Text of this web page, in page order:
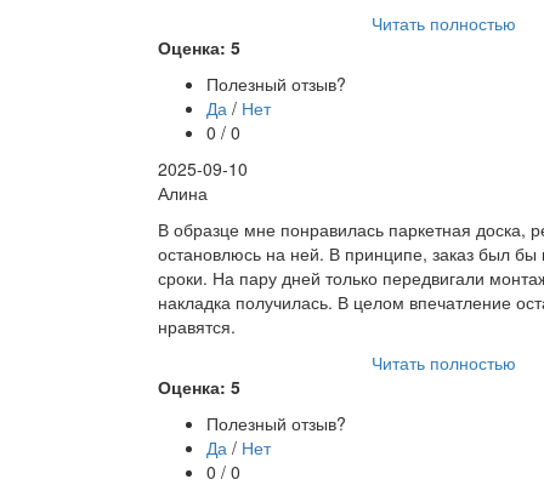
Читать полностью
Оценка: 5
Полезный отзыв?
Да / Нет
0 / 0
2025-09-10
Алина
В образце мне понравилась паркетная доска,
остановлюсь на ней. В принципе, заказ был
сроки. На пару дней только передвигали
накладка получилась. В целом впечатление
нравятся.
Читать полностью
Оценка: 5
Полезный отзыв?
Да / Нет
0 / 0